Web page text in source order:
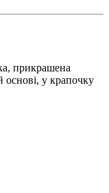
прикрашена
у крапочку
7см).